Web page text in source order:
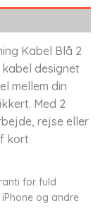
Kabel Blå 2
designet
mellem din
Med 2
rejse eller
kort
for fuld
og andre